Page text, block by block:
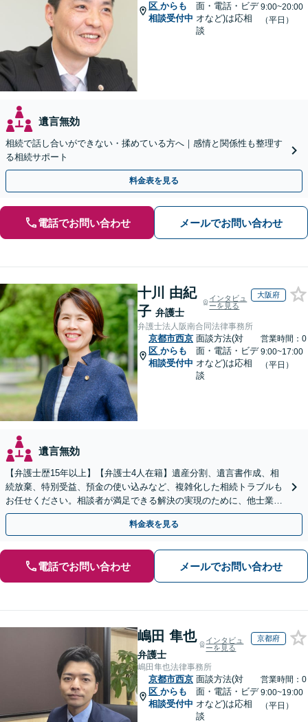
区 からも
相談受付中
面・電話・ビデ
オなど)は応相
談
9:00~20:00
（平日）
遺言無効
相続で話し合いができない・揉めている方へ｜感情と関係性も整理す
る相続サポート
料金表を見る
電話でお問い合わせ メールでお問い合わせ
十川 由紀
子 弁護士
インタビュ
ーを見る
大阪府
弁護士法人阪南合同法律事務所
京都市西京
区 からも
相談受付中
面談方法(対
面・電話・ビデ
オなど)は応相
談
営業時間：0
9:00~17:00
（平日）
遺言無効
【弁護士歴15年以上】【弁護士4人在籍】遺産分割、遺言書作成、相
続放棄、特別受益、預金の使い込みなど、複雑化した相続トラブルも
お任せください。相談者が満足できる解決の実現のために、他士業と
連携し最善を尽くします【完全個室】
料金表を見る
電話でお問い合わせ メールでお問い合わせ
嶋田 隼也
弁護士
インタビュ
ーを見る
京都府
嶋田隼也法律事務所
京都市西京
区 からも
相談受付中
面談方法(対
面・電話・ビデ
オなど)は応相
談
営業時間：0
9:00~19:00
（平日）